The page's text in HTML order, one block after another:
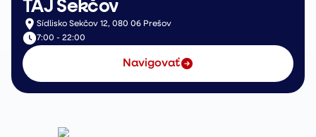
TAJ Sekčov
Sídlisko Sekčov 12, 080 06 Prešov
7:00 - 22:00
Navigovať